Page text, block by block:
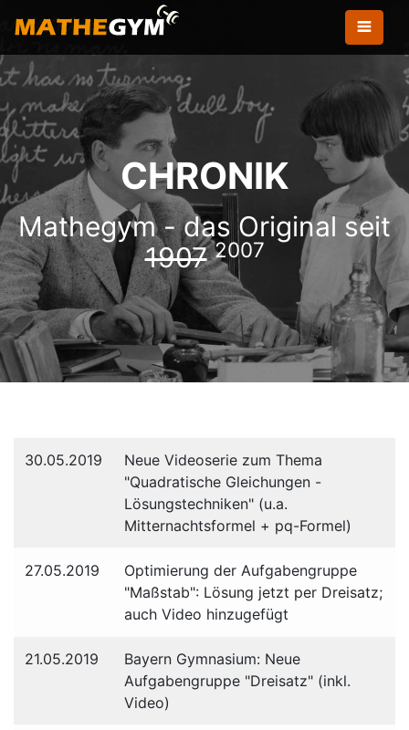
CHRONIK
Mathegym - das Original seit
1907 2007
30.05.2019
Neue Videoserie zum Thema
"Quadratische Gleichungen -
Lösungstechniken" (u.a.
Mitternachtsformel + pq-Formel)
27.05.2019
Optimierung der Aufgabengruppe
"Maßstab": Lösung jetzt per Dreisatz;
auch Video hinzugefügt
21.05.2019
Bayern Gymnasium: Neue
Aufgabengruppe "Dreisatz" (inkl.
Video)